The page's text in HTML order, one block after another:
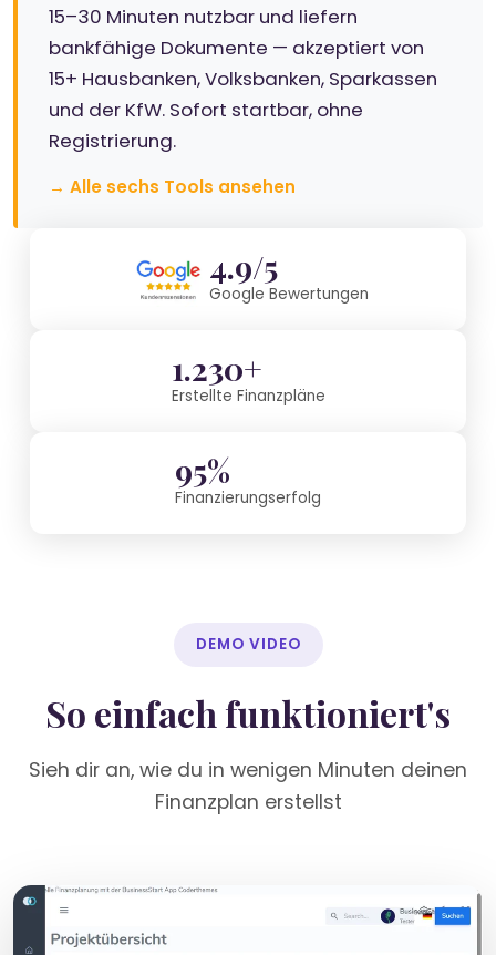
15–30 Minuten nutzbar und liefern
bankfähige Dokumente — akzeptiert von
15+ Hausbanken, Volksbanken, Sparkassen
und der KfW. Sofort startbar, ohne
Registrierung.
→ Alle sechs Tools ansehen
4.9/5
Google Bewertungen
1.230+
Erstellte Finanzpläne
95%
Finanzierungserfolg
DEMO VIDEO
So einfach funktioniert's
Sieh dir an, wie du in wenigen Minuten deinen
Finanzplan erstellst